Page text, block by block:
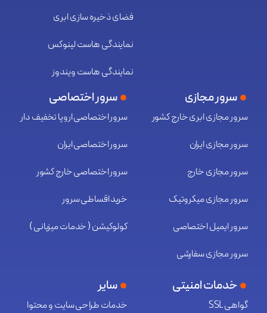
فضای ذخیره سازی ابری
نمایندگی هاست لینوکس
نمایندگی هاست ویندوز
سرور مجازی
سرور مجازی ابری خارج کشور
سرور مجازی ایران
سرور مجازی خارج
سرور مجازی میکروتیک
سرور ایمیل اختصاصی
سرور مجازی سفارشی
سرور اختصاصی
سرور اختصاصی اروپا تخفیف دار
سرور اختصاصی ایران
سرور اختصاصی خارج کشور
خرید اقساطی سرور
کولوکیشن ( خدمات میزبانی )
خدمات امنیتی
گواهی SSL
سایر
خدمات طراحی سایت و محتوا